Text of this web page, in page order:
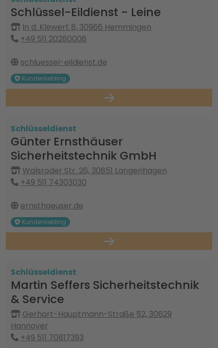
Schlüssel-Eildienst - Leine
In d. Klewert 8, 30966 Hemmingen
+49 511 20280008
schluessel-eildienst.de
Kundenliebling
Schlüsseldienst
Günter Ernsthäuser
Sicherheitstechnik GmbH
Walsroder Str. 26, 30851 Langenhagen
+49 511 74303030
ernsthaeuser.de
Kundenliebling
Schlüsseldienst
Martin Seffers Sicherheitstechnik
& Service
Gerhart-Hauptmann-Straße 52, 30629
Hannover
+49 511 70817393